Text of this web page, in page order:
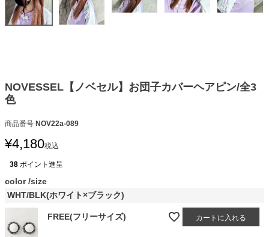
NOVESSEL【ノベセル】お団子カバーヘアピン/全3
色
商品番号 NOV22a-089
¥4,180税込
38 ポイント進呈
color size
WHT/BLK(ホワイト×ブラック)
FREE(フリーサイズ) カートに入れる